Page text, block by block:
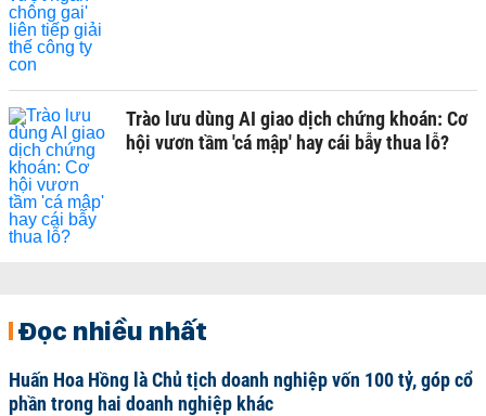
Trào lưu dùng AI giao dịch chứng khoán: Cơ
hội vươn tầm 'cá mập' hay cái bẫy thua lỗ?
Đọc nhiều nhất
Huấn Hoa Hồng là Chủ tịch doanh nghiệp vốn 100 tỷ, góp cổ
phần trong hai doanh nghiệp khác